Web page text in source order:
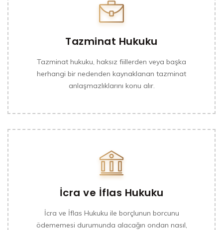
Tazminat Hukuku
Tazminat hukuku, haksız fiillerden veya başka
herhangi bir nedenden kaynaklanan tazminat
anlaşmazlıklarını konu alır.
İcra ve İflas Hukuku
İcra ve İflas Hukuku ile borçlunun borcunu
ödememesi durumunda alacağın ondan nasıl,